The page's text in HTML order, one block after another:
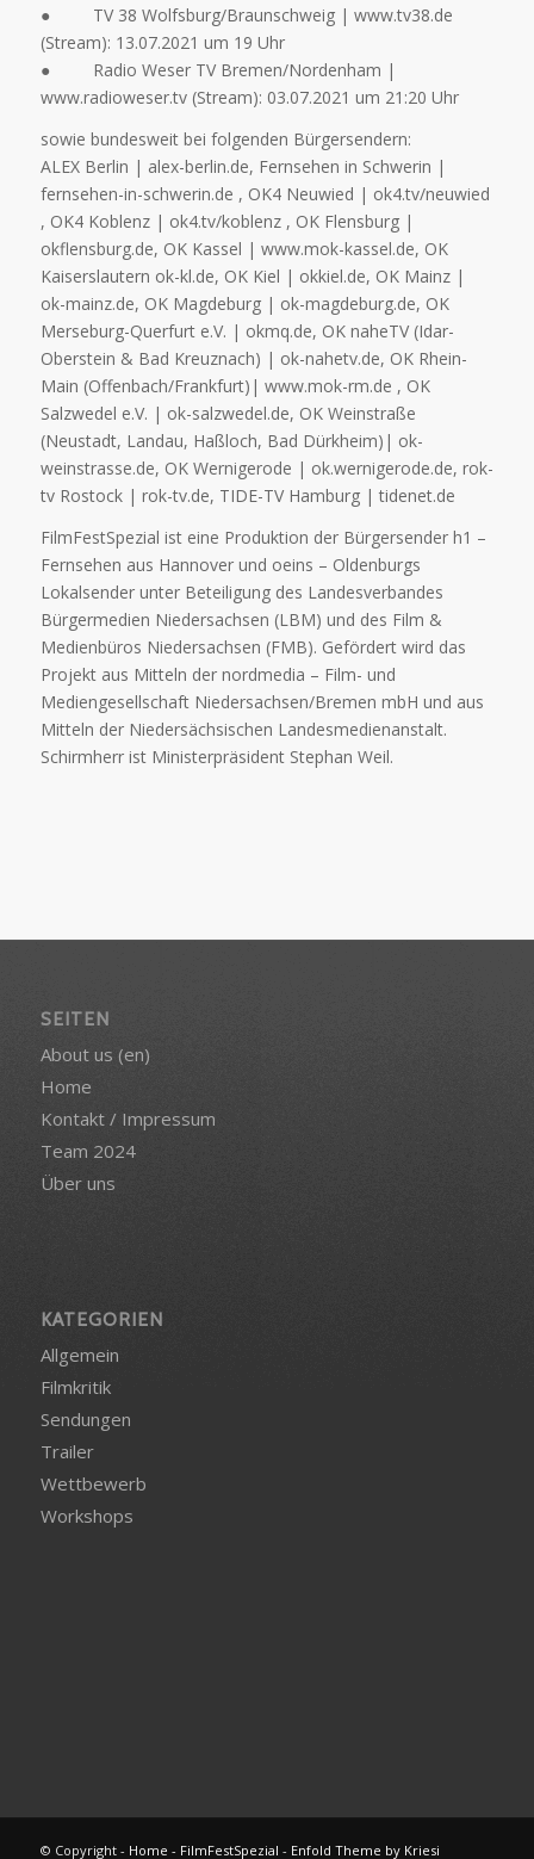
● TV 38 Wolfsburg/Braunschweig | www.tv38.de
(Stream): 13.07.2021 um 19 Uhr
● Radio Weser TV Bremen/Nordenham |
www.radioweser.tv (Stream): 03.07.2021 um 21:20 Uhr
sowie bundesweit bei folgenden Bürgersendern:
ALEX Berlin | alex-berlin.de, Fernsehen in Schwerin |
fernsehen-in-schwerin.de , OK4 Neuwied | ok4.tv/neuwied
, OK4 Koblenz | ok4.tv/koblenz , OK Flensburg |
okflensburg.de, OK Kassel | www.mok-kassel.de, OK
Kaiserslautern ok-kl.de, OK Kiel | okkiel.de, OK Mainz |
ok-mainz.de, OK Magdeburg | ok-magdeburg.de, OK
Merseburg-Querfurt e.V. | okmq.de, OK naheTV (Idar-
Oberstein & Bad Kreuznach) | ok-nahetv.de, OK Rhein-
Main (Offenbach/Frankfurt)| www.mok-rm.de , OK
Salzwedel e.V. | ok-salzwedel.de, OK Weinstraße
(Neustadt, Landau, Haßloch, Bad Dürkheim)| ok-
weinstrasse.de, OK Wernigerode | ok.wernigerode.de, rok-
tv Rostock | rok-tv.de, TIDE-TV Hamburg | tidenet.de
FilmFestSpezial ist eine Produktion der Bürgersender h1 –
Fernsehen aus Hannover und oeins – Oldenburgs
Lokalsender unter Beteiligung des Landesverbandes
Bürgermedien Niedersachsen (LBM) und des Film &
Medienbüros Niedersachsen (FMB). Gefördert wird das
Projekt aus Mitteln der nordmedia – Film- und
Mediengesellschaft Niedersachsen/Bremen mbH und aus
Mitteln der Niedersächsischen Landesmedienanstalt.
Schirmherr ist Ministerpräsident Stephan Weil.
SEITEN
About us (en)
Home
Kontakt / Impressum
Team 2024
Über uns
KATEGORIEN
Allgemein
Filmkritik
Sendungen
Trailer
Wettbewerb
Workshops
© Copyright - Home - FilmFestSpezial - Enfold Theme by Kriesi